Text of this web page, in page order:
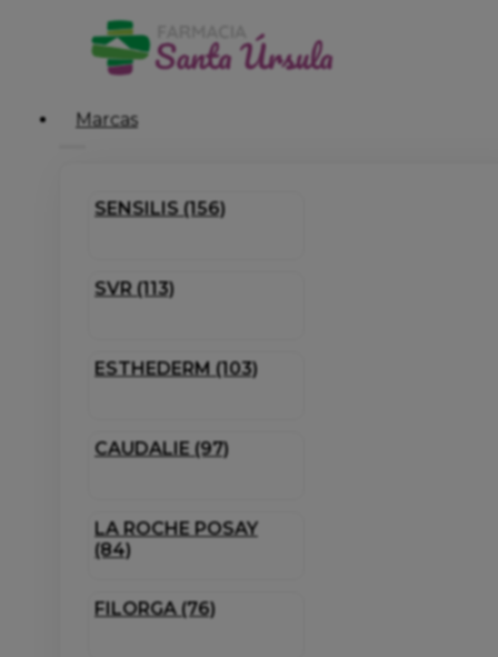
Marcas
SENSILIS (156)
SVR (113)
ESTHEDERM (103)
CAUDALIE (97)
LA ROCHE POSAY
(84)
FILORGA (76)